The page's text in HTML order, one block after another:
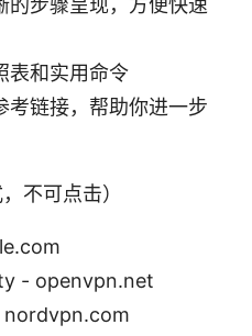
的步骤呈现，方便快速
表和实用命令
考链接，帮助你进一步
不可点击）
- openvpn.net
nordvpn.com